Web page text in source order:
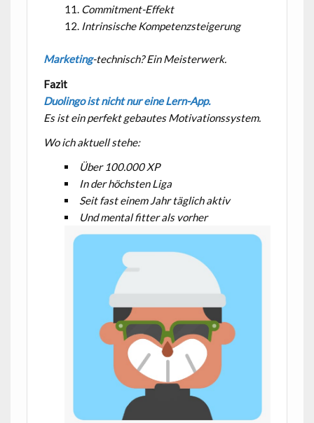
Commitment-Effekt
Intrinsische Kompetenzsteigerung
Marketing-technisch? Ein Meisterwerk.
Fazit
Duolingo ist nicht nur eine Lern-App.
Es ist ein perfekt gebautes Motivationssystem.
Wo ich aktuell stehe:
Über 100.000 XP
In der höchsten Liga
Seit fast einem Jahr täglich aktiv
Und mental fitter als vorher